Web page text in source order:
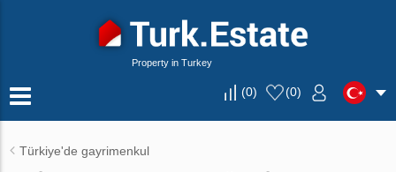
Property in Turkey
(0) (0)
Türkiye'de gayrimenkul